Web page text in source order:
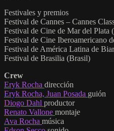
Festivales y premios
Festival de Cannes – Cannes
Festival de Cine de Mar del Plata
Festival de Cine Iberoamericano
Festival de América Latina de
Festival de Brasilia (Brasil)
Crew
Eryk Rocha dirección
Eryk Rocha, Juan Posada guión
Diogo Dahl productor
Renato Vallone montaje
Ava Rocha música